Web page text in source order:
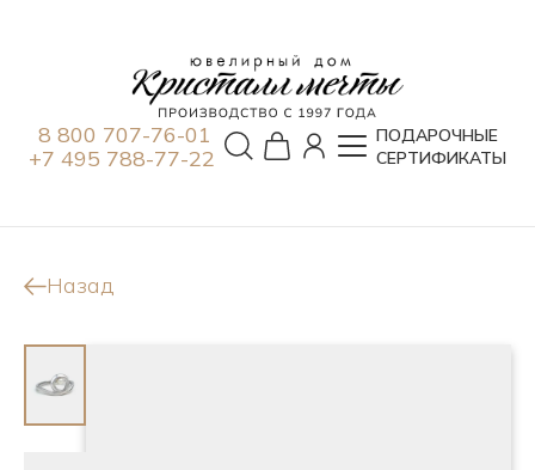
8 800 707-76-01
+7 495 788-77-22
ПОДАРОЧНЫЕ
СЕРТИФИКАТЫ
Назад